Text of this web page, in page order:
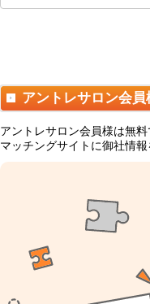
アントレサロン会
アントレサロン会員様は無
マッチングサイトに御社情